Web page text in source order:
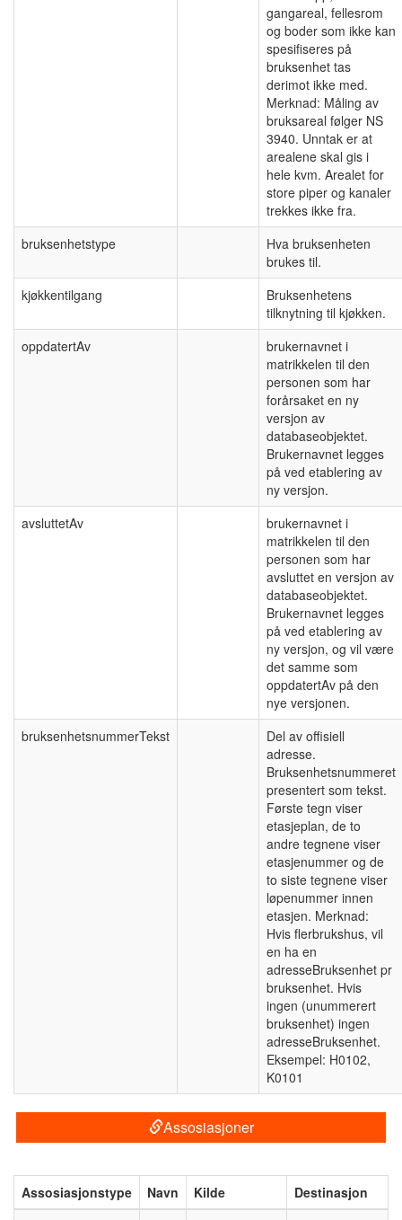
gangareal, fellesrom
og boder som ikke kan
spesifiseres på
bruksenhet tas
derimot ikke med.
Merknad: Måling av
bruksareal følger NS
3940. Unntak er at
arealene skal gis i
hele kvm. Arealet for
store piper og kanaler
trekkes ikke fra.
bruksenhetstype
Hva bruksenheten
brukes til.
kjøkkentilgang
Bruksenhetens
tilknytning til kjøkken.
oppdatertAv
brukernavnet i
matrikkelen til den
personen som har
forårsaket en ny
versjon av
databaseobjektet.
Brukernavnet legges
på ved etablering av
ny versjon.
avsluttetAv
brukernavnet i
matrikkelen til den
personen som har
avsluttet en versjon av
databaseobjektet.
Brukernavnet legges
på ved etablering av
ny versjon, og vil være
det samme som
oppdatertAv på den
nye versjonen.
bruksenhetsnummerTekst
Del av offisiell
adresse.
Bruksenhetsnummeret
presentert som tekst.
Første tegn viser
etasjeplan, de to
andre tegnene viser
etasjenummer og de
to siste tegnene viser
løpenummer innen
etasjen. Merknad:
Hvis flerbrukshus, vil
en ha en
adresseBruksenhet pr
bruksenhet. Hvis
ingen (unummerert
bruksenhet) ingen
adresseBruksenhet.
Eksempel: H0102,
K0101
Assosiasjoner
Assosiasjonstype Navn Kilde
Destinasjon